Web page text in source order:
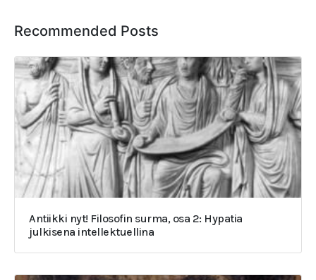
Recommended Posts
Antiikki nyt! Filosofin surma, osa 2: Hypatia
julkisena intellektuellina